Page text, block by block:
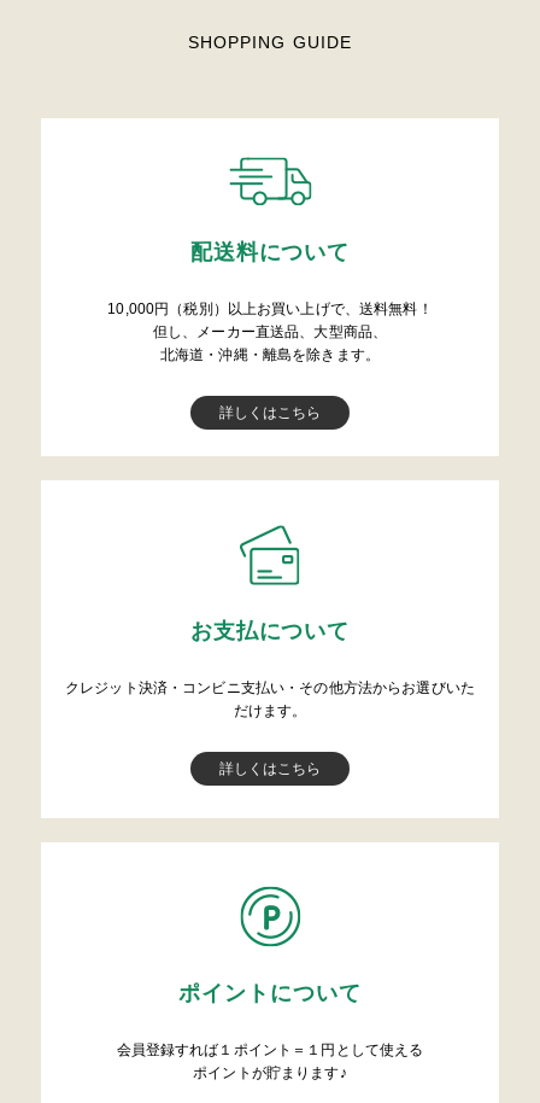
SHOPPING GUIDE
配送料について
10,000円（税別）以上お買い上げで、送料無料！
但し、メーカー直送品、大型商品、
北海道・沖縄・離島を除きます。
詳しくはこちら
お支払について
クレジット決済・コンビニ支払い・その他方法からお選びいた
だけます。
詳しくはこちら
ポイントについて
会員登録すれば１ポイント＝１円として使える
ポイントが貯まります♪